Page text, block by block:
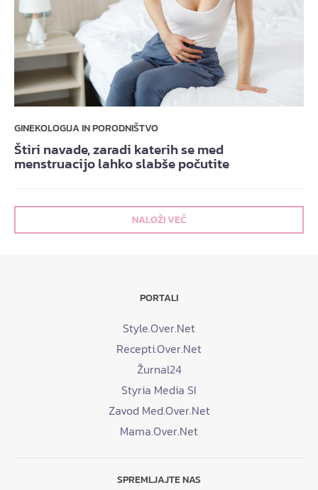
GINEKOLOGIJA IN PORODNIŠTVO
Štiri navade, zaradi katerih se med
menstruacijo lahko slabše počutite
NALOŽI VEČ
PORTALI
Style.Over.Net
Recepti.Over.Net
Žurnal24
Styria Media SI
Zavod Med.Over.Net
Mama.Over.Net
SPREMLJAJTE NAS